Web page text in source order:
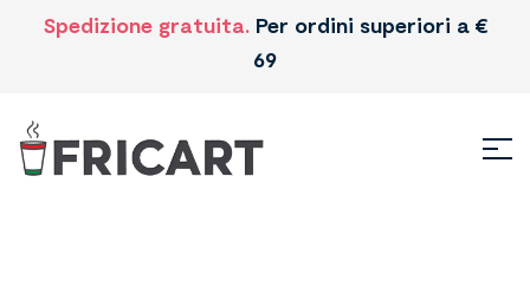
Spedizione gratuita. Per ordini superiori a €
69